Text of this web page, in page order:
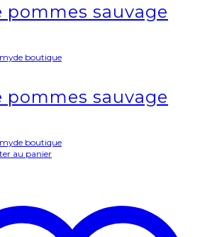
pommes sauvage
boutique
pommes sauvage
boutique
au panier